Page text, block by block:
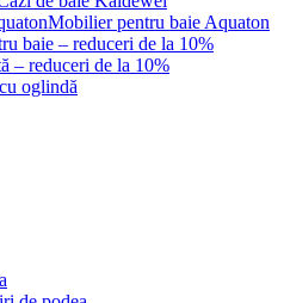
Mobilier pentru baie Aquaton
baie – reduceri de la 10%
– reduceri de la 10%
oglindă